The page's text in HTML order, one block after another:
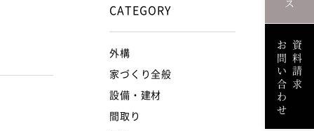
資料請求
お問い合わせ
CATEGORY
外構
家づくり全般
設備・建材
間取り